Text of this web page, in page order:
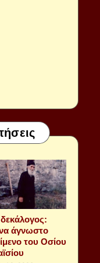
άγνωστο
του Οσίου